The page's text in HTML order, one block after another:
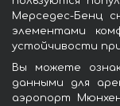
Мерседес-Бенц
элементами
устойчивости
Вы можете
данными для
аэропорт